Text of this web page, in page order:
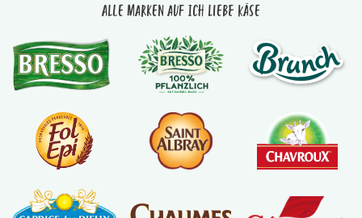
Alle Marken auf Ich liebe Käse